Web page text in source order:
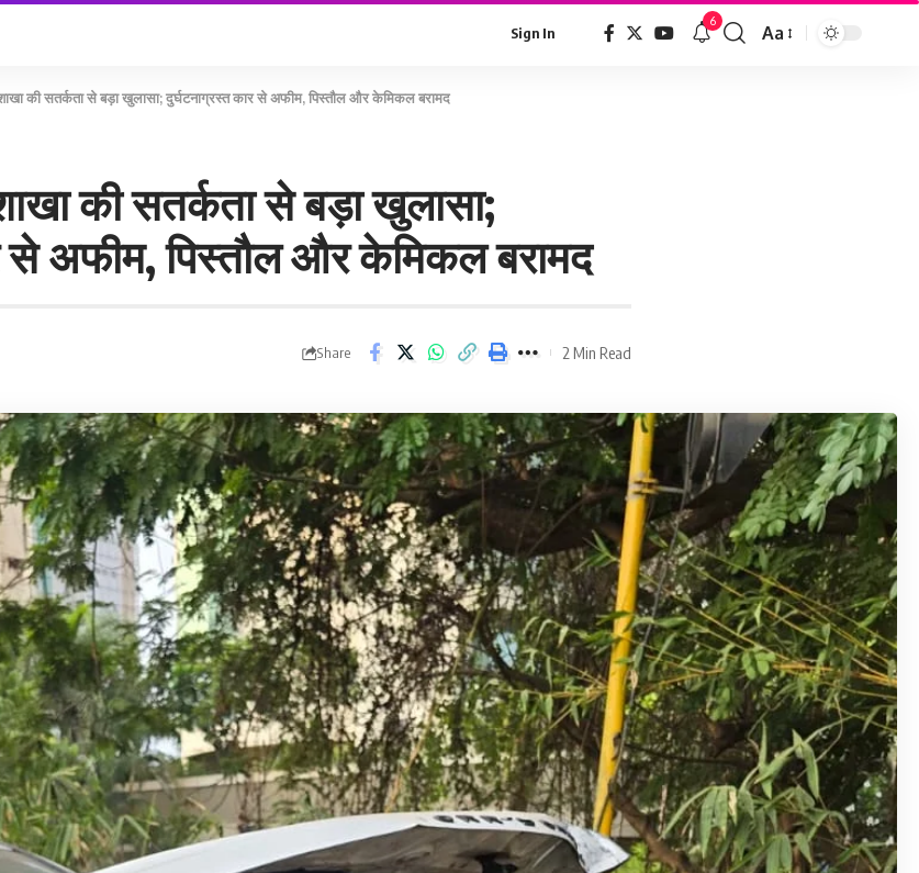
Sign In
6
Aa
की सतर्कता से बड़ा खुलासा; दुर्घटनाग्रस्त कार से अफीम, पिस्तौल और केमिकल बरामद
की सतर्कता से बड़ा खुलासा;
से अफीम, पिस्तौल और केमिकल बरामद
Share 2 Min Read